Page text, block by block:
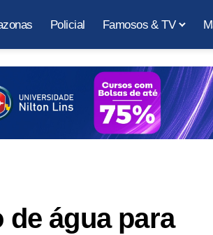
Policial Famosos & TV
água para